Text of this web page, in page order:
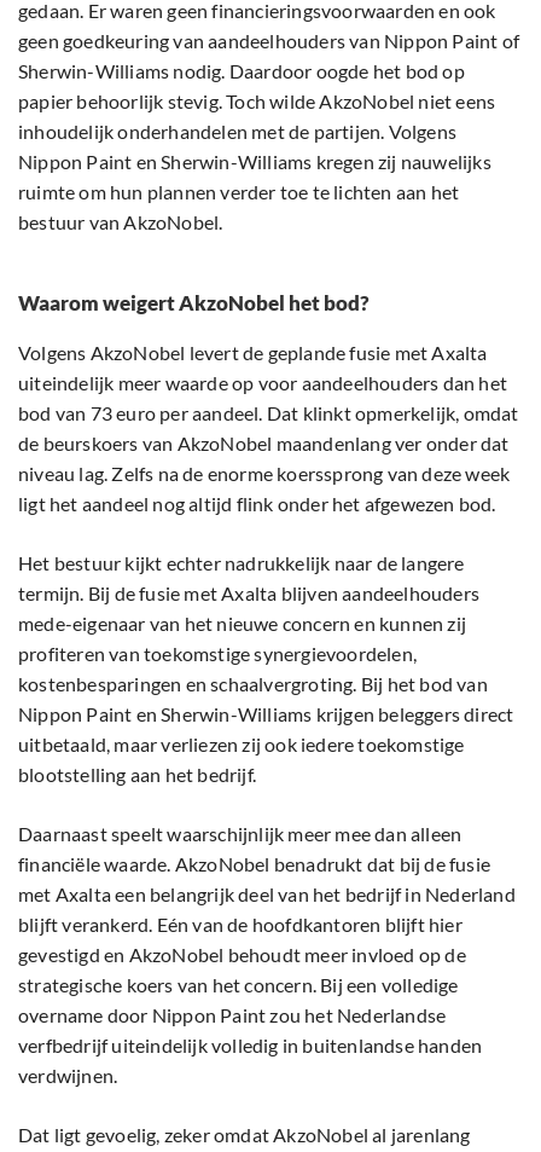
gedaan. Er waren geen financieringsvoorwaarden en ook
geen goedkeuring van aandeelhouders van Nippon Paint of
Sherwin-Williams nodig. Daardoor oogde het bod op
papier behoorlijk stevig. Toch wilde AkzoNobel niet eens
inhoudelijk onderhandelen met de partijen. Volgens
Nippon Paint en Sherwin-Williams kregen zij nauwelijks
ruimte om hun plannen verder toe te lichten aan het
bestuur van AkzoNobel.
Waarom weigert AkzoNobel het bod?
Volgens AkzoNobel levert de geplande fusie met Axalta
uiteindelijk meer waarde op voor aandeelhouders dan het
bod van 73 euro per aandeel. Dat klinkt opmerkelijk, omdat
de beurskoers van AkzoNobel maandenlang ver onder dat
niveau lag. Zelfs na de enorme koerssprong van deze week
ligt het aandeel nog altijd flink onder het afgewezen bod.
Het bestuur kijkt echter nadrukkelijk naar de langere
termijn. Bij de fusie met Axalta blijven aandeelhouders
mede-eigenaar van het nieuwe concern en kunnen zij
profiteren van toekomstige synergievoordelen,
kostenbesparingen en schaalvergroting. Bij het bod van
Nippon Paint en Sherwin-Williams krijgen beleggers direct
uitbetaald, maar verliezen zij ook iedere toekomstige
blootstelling aan het bedrijf.
Daarnaast speelt waarschijnlijk meer mee dan alleen
financiële waarde. AkzoNobel benadrukt dat bij de fusie
met Axalta een belangrijk deel van het bedrijf in Nederland
blijft verankerd. Eén van de hoofdkantoren blijft hier
gevestigd en AkzoNobel behoudt meer invloed op de
strategische koers van het concern. Bij een volledige
overname door Nippon Paint zou het Nederlandse
verfbedrijf uiteindelijk volledig in buitenlandse handen
verdwijnen.
Dat ligt gevoelig, zeker omdat AkzoNobel al jarenlang